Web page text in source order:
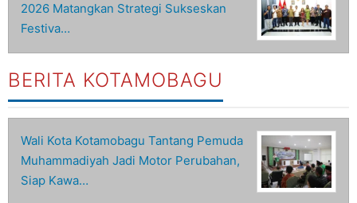
2026 Matangkan Strategi Sukseskan
Festiva…
BERITA KOTAMOBAGU
Wali Kota Kotamobagu Tantang Pemuda
Muhammadiyah Jadi Motor Perubahan,
Siap Kawa…